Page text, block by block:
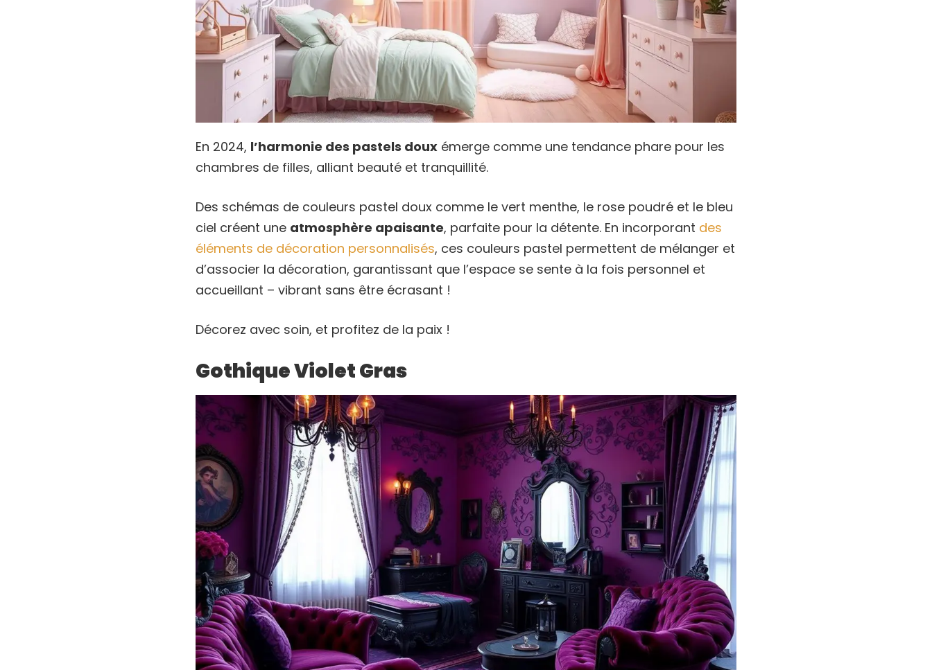
En 2024, l’harmonie des pastels doux émerge comme une tendance phare pour les
chambres de filles, alliant beauté et tranquillité.
Des schémas de couleurs pastel doux comme le vert menthe, le rose poudré et le bleu
ciel créent une atmosphère apaisante, parfaite pour la détente. En incorporant des
éléments de décoration personnalisés, ces couleurs pastel permettent de mélanger et
d’associer la décoration, garantissant que l’espace se sente à la fois personnel et
accueillant – vibrant sans être écrasant !
Décorez avec soin, et profitez de la paix !
Gothique Violet Gras